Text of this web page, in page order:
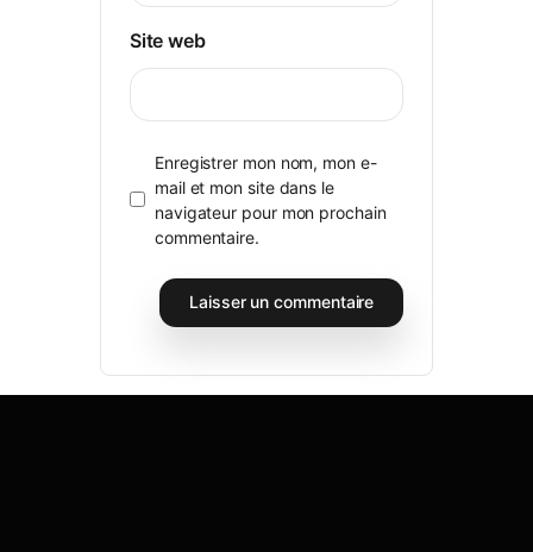
Site web
Enregistrer mon nom, mon e-
mail et mon site dans le
navigateur pour mon prochain
commentaire.